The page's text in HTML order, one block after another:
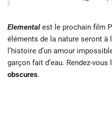
Elemental est le prochain film
éléments de la nature seront à
l’histoire d’un amour
garçon fait d’eau. Rendez-vous
obscures.